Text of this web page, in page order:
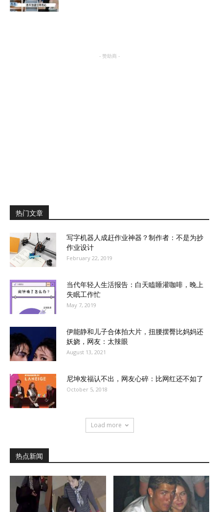
- 赞助商 -
热门文章
写字机器人成赶作业神器？制作者：不是为抄
作业设计
February 22, 2019
当代年轻人生活报告：白天瞌睡灌咖啡，晚上
失眠工作忙
May 7, 2019
伊能静和儿子合体拍大片，扭腰摆臀比妈妈还
妖娆，网友：太辣眼
August 13, 2021
尼坤发福认不出，网友心碎：比网红还不如了
October 5, 2018
Load more
热点新闻